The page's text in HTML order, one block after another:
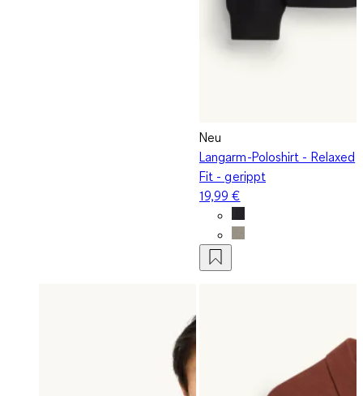
Neu
Langarm-Poloshirt - Relaxed
Fit - gerippt
19,99 €